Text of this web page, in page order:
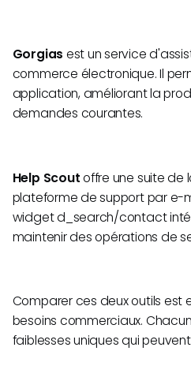
Gorgias est un service
commerce électronique. Il
application, améliorant la
demandes courantes.
Help Scoutoffre une suite de
plateforme de support par e-
widget d_search/contact
maintenir des opérations de
Comparer ces deux outils est
besoins commerciaux.
faiblesses uniques qui